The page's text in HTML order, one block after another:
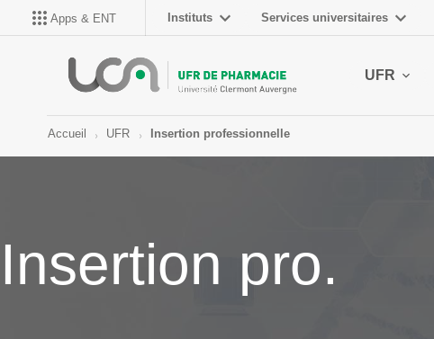
Apps & ENT Instituts Services universitaires
UFR
Accueil UFR Insertion professionnelle
Insertion pro.